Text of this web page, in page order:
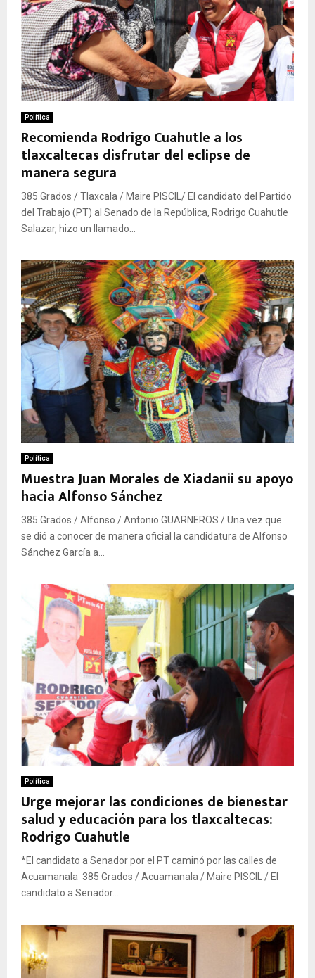
Política
Recomienda Rodrigo Cuahutle a los
tlaxcaltecas disfrutar del eclipse de
manera segura
385 Grados / Tlaxcala / Maire PISCIL/ El candidato del Partido
del Trabajo (PT) al Senado de la República, Rodrigo Cuahutle
Salazar, hizo un llamado...
Política
Muestra Juan Morales de Xiadanii su apoyo
hacia Alfonso Sánchez
385 Grados / Alfonso / Antonio GUARNEROS / Una vez que
se dió a conocer de manera oficial la candidatura de Alfonso
Sánchez García a...
Política
Urge mejorar las condiciones de bienestar
salud y educación para los tlaxcaltecas:
Rodrigo Cuahutle
*El candidato a Senador por el PT caminó por las calles de
Acuamanala 385 Grados / Acuamanala / Maire PISCIL / El
candidato a Senador...